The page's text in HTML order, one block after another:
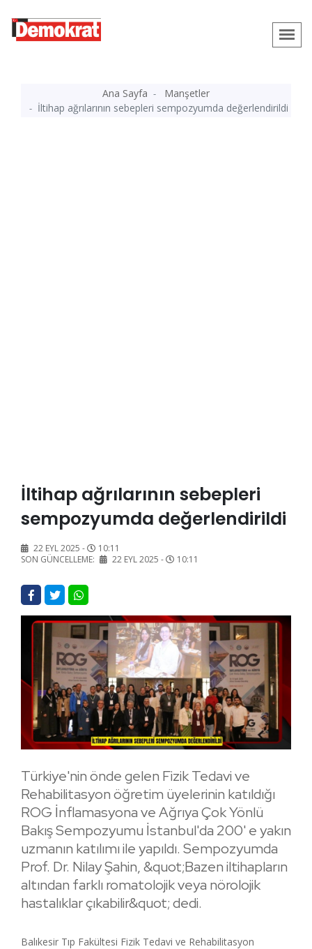
Ana Sayfa
Manşetler
İltihap ağrılarının sebepleri sempozyumda değerlendirildi
İltihap ağrılarının sebepleri
sempozyumda değerlendirildi
22 EYL 2025 -
10:11
SON GÜNCELLEME:
22 EYL 2025 - 10:11
Türkiye'nin önde gelen Fizik Tedavi ve
Rehabilitasyon öğretim üyelerinin katıldığı
ROG İnflamasyona ve Ağrıya Çok Yönlü
Bakış Sempozyumu İstanbul'da 200' e yakın
uzmanın katılımı ile yapıldı. Sempozyumda
Prof. Dr. Nilay Şahin, &quot;Bazen iltihapların
altından farklı romatolojik veya nörolojik
hastalıklar çıkabilir&quot; dedi.
Balıkesir Tıp Fakültesi Fizik Tedavi ve Rehabilitasyon